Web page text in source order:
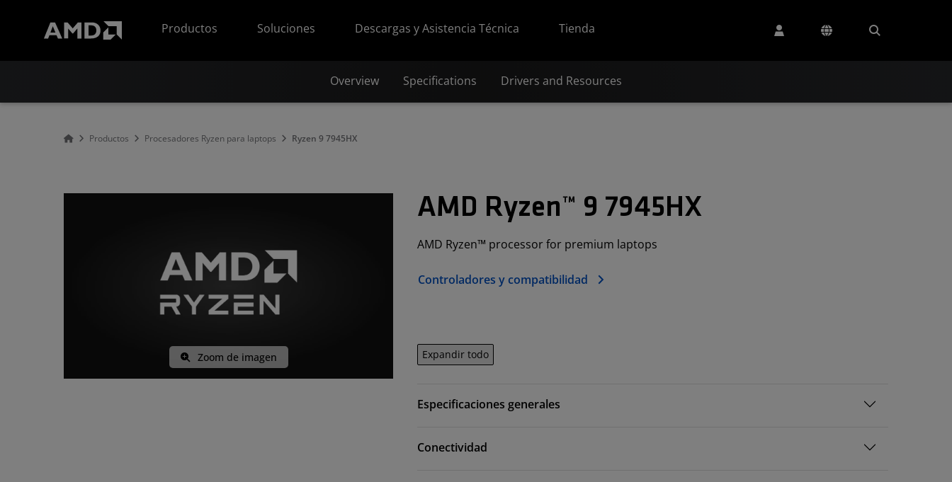
Productos
Soluciones Descargas y Asistencia Técnica Tienda
Overview Specifications Drivers and Resources
Productos Procesadores Ryzen para laptops Ryzen 9 7945HX
Zoom de imagen
AMD Ryzen™ 9 7945HX
AMD Ryzen™ processor for premium laptops
Controladores y compatibilidad
Expandir todo
Especificaciones generales
Conectividad